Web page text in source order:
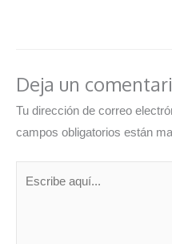
Deja un
Tu dirección de correo
campos obligatorios están